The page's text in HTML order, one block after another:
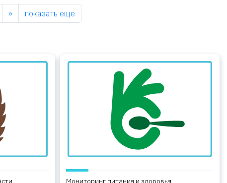
»Nextпоказать еще
Мониторинг питания и здоровья